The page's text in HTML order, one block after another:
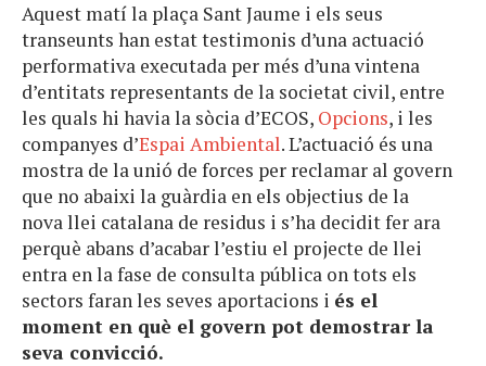
Aquest matí la plaça Sant Jaume i els seus
transeunts han estat testimonis d’una actuació
performativa executada per més d’una vintena
d’entitats representants de la societat civil, entre
les quals hi havia la sòcia d’ECOS, Opcions, i les
companyes d’Espai Ambiental. L’actuació és una
mostra de la unió de forces per reclamar al govern
que no abaixi la guàrdia en els objectius de la
nova llei catalana de residus i s’ha decidit fer ara
perquè abans d’acabar l’estiu el projecte de llei
entra en la fase de consulta pública on tots els
sectors faran les seves aportacions i és el
moment en què el govern pot demostrar la
seva convicció.